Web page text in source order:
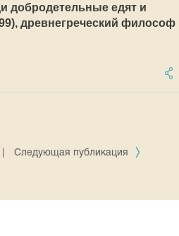
добродетельные едят и
древнегреческий философ
Следующая публикация